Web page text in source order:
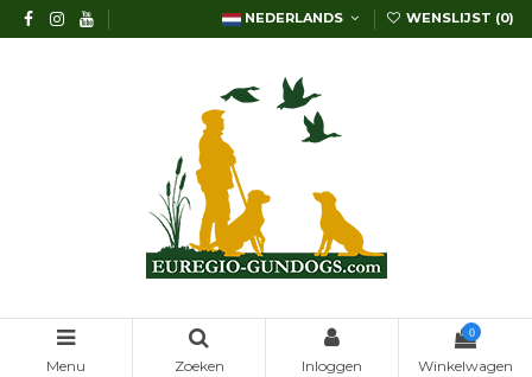
NEDERLANDS WENSLIJST (0)
Menu Zoeken Inloggen
0
Winkelwagen